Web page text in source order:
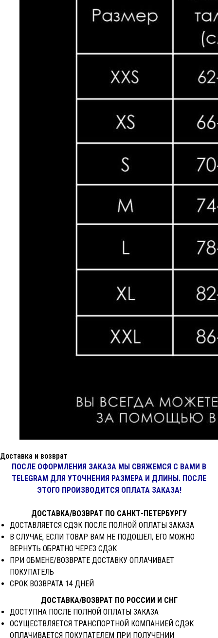
Доставка и возврат
ПОСЛЕ ОФОРМЛЕНИЯ ЗАКАЗА МЫ СВЯЖЕМСЯ С ВАМИ В
TELEGRAM ДЛЯ УТОЧНЕНИЯ РАЗМЕРА И ДЛИНЫ. ПОСЛЕ
ЭТОГО ПРОИЗВОДИТСЯ ОПЛАТА ЗАКАЗА!
ДОСТАВКА/ВОЗВРАТ ПО САНКТ-ПЕТЕРБУРГУ
ДОСТАВЛЯЕТСЯ СДЭК ПОСЛЕ ПОЛНОЙ ОПЛАТЫ ЗАКАЗА
В СЛУЧАЕ, ЕСЛИ ТОВАР ВАМ НЕ ПОДОШЁЛ, ЕГО МОЖНО
ВЕРНУТЬ ОБРАТНО ЧЕРЕЗ СДЭК
ПРИ ОБМЕНЕ/ВОЗВРАТЕ ДОСТАВКУ ОПЛАЧИВАЕТ
ПОКУПАТЕЛЬ
СРОК ВОЗВРАТА 14 ДНЕЙ
ДОСТАВКА/ВОЗВРАТ ПО РОССИИ И СНГ
ДОСТУПНА ПОСЛЕ ПОЛНОЙ ОПЛАТЫ ЗАКАЗА
ОСУЩЕСТВЛЯЕТСЯ ТРАНСПОРТНОЙ КОМПАНИЕЙ СДЭК
ОПЛАЧИВАЕТСЯ ПОКУПАТЕЛЕМ ПРИ ПОЛУЧЕНИИ